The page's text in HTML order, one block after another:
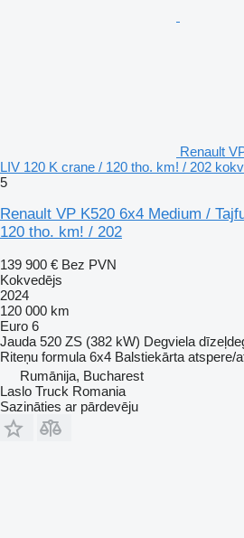
Renault
LIV 120 K crane / 120 tho. km! / 202
5
Renault VP K520 6x4 Medium /
120 tho. km! / 202
139 900 € Bez PVN
Kokvedējs
2024
120 000 km
Euro 6
Jauda 520 ZS (382 kW) Degviela
Riteņu formula 6x4 Balstiekārta atspere/
Rumānija, Bucharest
Laslo Truck Romania
Sazināties ar pārdevēju